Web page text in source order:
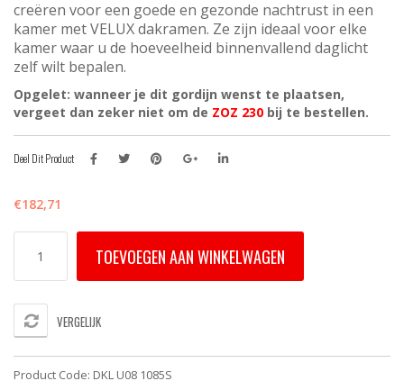
creëren voor een goede en gezonde nachtrust in een
kamer met VELUX dakramen. Ze zijn ideaal voor elke
kamer waar u de hoeveelheid binnenvallend daglicht
zelf wilt bepalen.
Opgelet: wanneer je dit gordijn wenst te plaatsen,
vergeet dan zeker niet om de ZOZ 230 bij te bestellen.
Deel Dit Product
€182,71
VELUX
Verduisterend
TOEVOEGEN AAN WINKELWAGEN
VERGELIJK
Product Code: DKL U08 1085S